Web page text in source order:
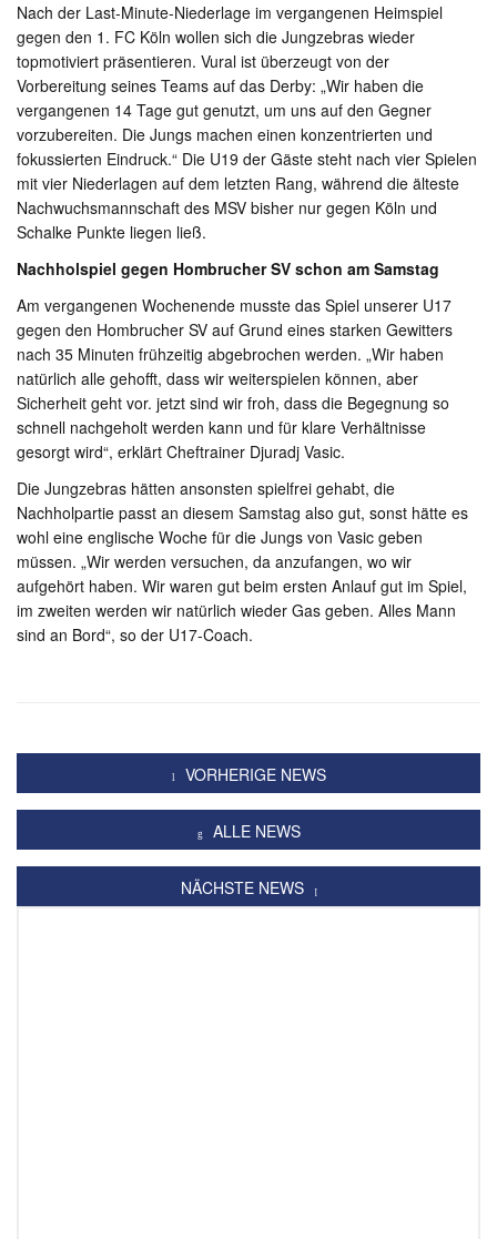
Nach der Last-Minute-Niederlage im vergangenen Heimspiel
gegen den 1. FC Köln wollen sich die Jungzebras wieder
topmotiviert präsentieren. Vural ist überzeugt von der
Vorbereitung seines Teams auf das Derby: „Wir haben die
vergangenen 14 Tage gut genutzt, um uns auf den Gegner
vorzubereiten. Die Jungs machen einen konzentrierten und
fokussierten Eindruck.“ Die U19 der Gäste steht nach vier Spielen
mit vier Niederlagen auf dem letzten Rang, während die älteste
Nachwuchsmannschaft des MSV bisher nur gegen Köln und
Schalke Punkte liegen ließ.
Nachholspiel gegen Hombrucher SV schon am Samstag
Am vergangenen Wochenende musste das Spiel unserer U17
gegen den Hombrucher SV auf Grund eines starken Gewitters
nach 35 Minuten frühzeitig abgebrochen werden. „Wir haben
natürlich alle gehofft, dass wir weiterspielen können, aber
Sicherheit geht vor. jetzt sind wir froh, dass die Begegnung so
schnell nachgeholt werden kann und für klare Verhältnisse
gesorgt wird“, erklärt Cheftrainer Djuradj Vasic.
Die Jungzebras hätten ansonsten spielfrei gehabt, die
Nachholpartie passt an diesem Samstag also gut, sonst hätte es
wohl eine englische Woche für die Jungs von Vasic geben
müssen. „Wir werden versuchen, da anzufangen, wo wir
aufgehört haben. Wir waren gut beim ersten Anlauf gut im Spiel,
im zweiten werden wir natürlich wieder Gas geben. Alles Mann
sind an Bord“, so der U17-Coach.
VORHERIGE NEWS
ALLE NEWS
NÄCHSTE NEWS